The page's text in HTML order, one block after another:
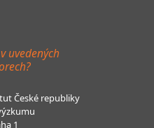
uvedených
České republiky
1